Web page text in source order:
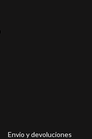
Envio y devoluciones